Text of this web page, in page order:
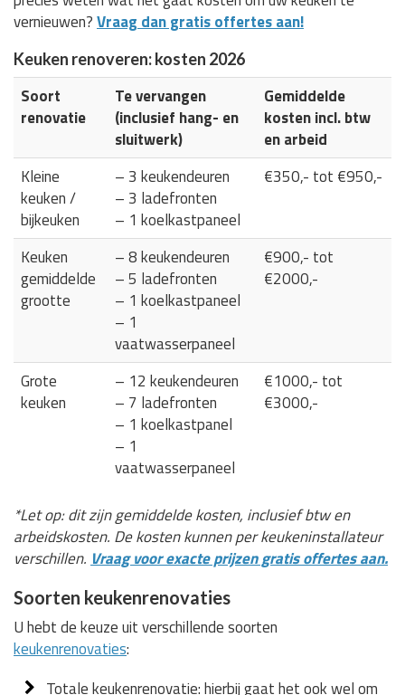
vernieuwen?Vraag dan gratis offertes aan!
Keuken renoveren: kosten 2026
Soort
renovatie
Te vervangen
(inclusief hang- en
sluitwerk)
Gemiddelde
kosten incl. btw
en arbeid
Kleine
keuken /
bijkeuken
– 3 keukendeuren
– 3 ladefronten
– 1 koelkastpaneel
€350,- tot €950,-
Keuken
gemiddelde
grootte
– 8 keukendeuren
– 5 ladefronten
– 1 koelkastpaneel
– 1
vaatwasserpaneel
€900,- tot
€2000,-
Grote
keuken
– 12 keukendeuren
– 7 ladefronten
– 1 koelkastpanel
– 1
vaatwasserpaneel
€1000,- tot
€3000,-
*Let op: dit zijn gemiddelde kosten, inclusief btw en
arbeidskosten. De kosten kunnen per keukeninstallateur
verschillen. Vraag voor exacte prijzen gratis offertes aan.
Soorten keukenrenovaties
U hebt de keuze uit verschillende soorten
keukenrenovaties:
Totale keukenrenovatie: hierbij gaat het ook wel om